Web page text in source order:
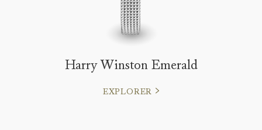
Harry Winston Emerald
EXPLORER